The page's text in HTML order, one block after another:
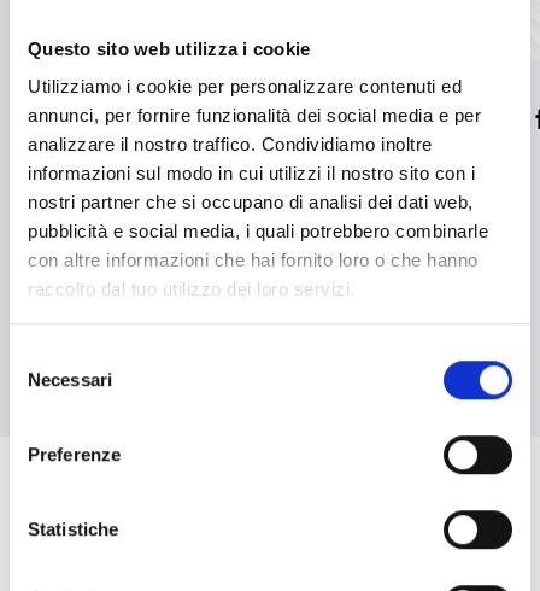
Questo sito web utilizza i cookie
Utilizziamo i cookie per personalizzare contenuti ed
annunci, per fornire funzionalità dei social media e per
analizzare il nostro traffico. Condividiamo inoltre
informazioni sul modo in cui utilizzi il nostro sito con i
nostri partner che si occupano di analisi dei dati web,
pubblicità e social media, i quali potrebbero combinarle
con altre informazioni che hai fornito loro o che hanno
raccolto dal tuo utilizzo dei loro servizi.
delNecessari
Preferenze
Statistiche
Inim premiata ai MADE
Future Industry Awards
dal Ministero delle
Imprese e del Made in
Italy
LEGGI DI PIÙ south_east
Inim entra
AERME
LEGGI DI PIÙ